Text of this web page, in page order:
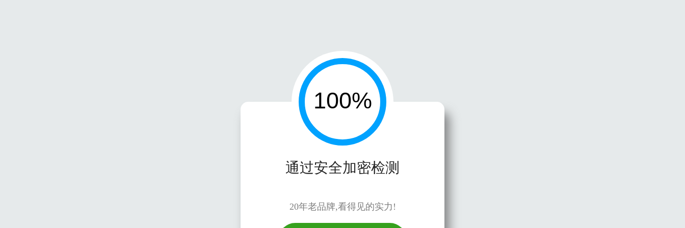
通过安全加密检测
20年老品牌,看得见的实力!